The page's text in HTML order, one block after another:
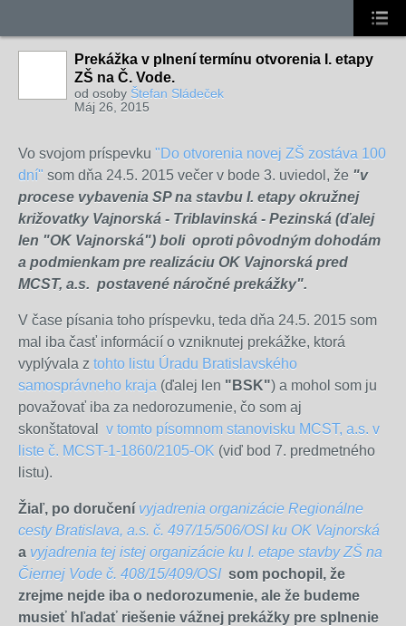
Prekážka v plnení termínu otvorenia I. etapy
ZŠ na Č. Vode.
od osoby Štefan Sládeček
Máj 26, 2015
Vo svojom príspevku "Do otvorenia novej ZŠ zostáva 100
dní" som dňa 24.5. 2015 večer v bode 3. uviedol, že "v
procese vybavenia SP na stavbu I. etapy okružnej
križovatky Vajnorská - Triblavinská - Pezinská (ďalej
len "OK Vajnorská") boli oproti pôvodným dohodám
a podmienkam pre realizáciu OK Vajnorská pred
MCST, a.s. postavené náročné prekážky".
V čase písania toho príspevku, teda dňa 24.5. 2015 som
mal iba časť informácií o vzniknutej prekážke, ktorá
vyplývala z tohto listu Úradu Bratislavského
samosprávneho kraja (ďalej len "BSK") a mohol som ju
považovať iba za nedorozumenie, čo som aj
skonštatoval v tomto písomnom stanovisku MCST, a.s. v
liste č. MCST-1-1860/2105-OK (viď bod 7. predmetného
listu).
Žiaľ, po doručení vyjadrenia organizácie Regionálne
cesty Bratislava, a.s. č. 497/15/506/OSI ku OK Vajnorská
a vyjadrenia tej istej organizácie ku I. etape stavby ZŠ na
Čiernej Vode č. 408/15/409/OSI som pochopil, že
zrejme nejde iba o nedorozumenie, ale že budeme
musieť hľadať riešenie vážnej prekážky pre splnenie